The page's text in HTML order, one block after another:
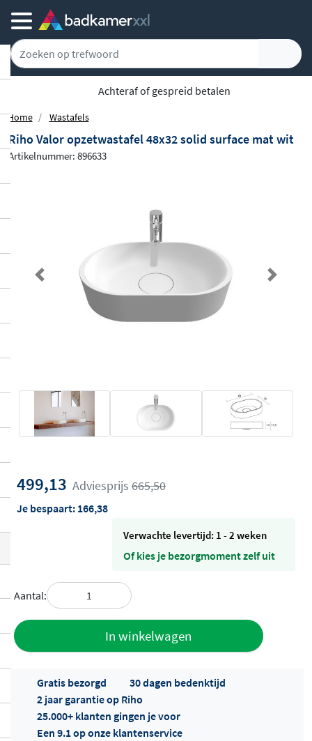
Achteraf of gespreid betalen
Home Wastafels
Riho Valor opzetwastafel 48x32 solid surface mat wit
Artikelnummer: 896633
Previous Next
499,13 Adviesprijs 665,50
Je bespaart: 166,38
Verwachte levertijd: 1 - 2 weken
Of kies je bezorgmoment zelf uit
Aantal:
In winkelwagen
Gratis bezorgd
30 dagen bedenktijd
2 jaar garantie op Riho
25.000+ klanten gingen je voor
Een 9.1 op onze klantenservice